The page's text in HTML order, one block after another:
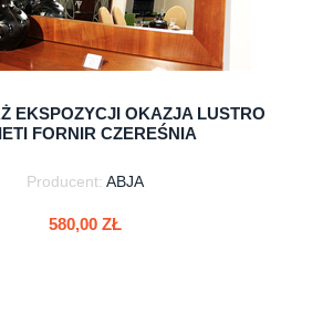
EKSPOZYCJI OKAZJA LUSTRO
FORNIR CZEREŚNIA
Producent: ABJA
580,00 ZŁ